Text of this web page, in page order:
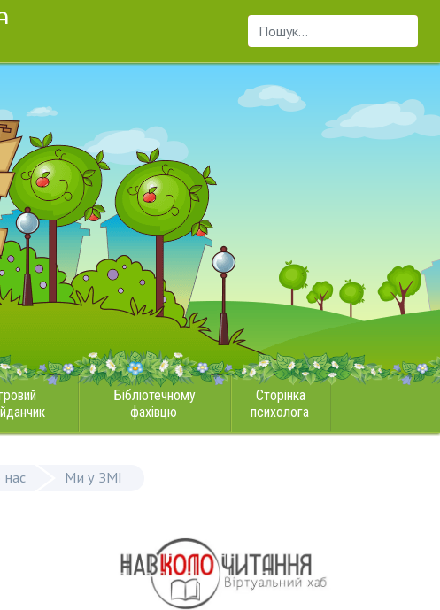
Пошук...
Бібліотечному
фахівцю
Сторінка
психолога
Ми у ЗМІ